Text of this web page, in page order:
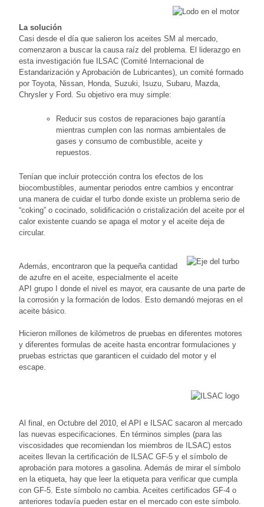
La solución
Casi desde el día que salieron los aceites SM al mercado,
comenzaron a buscar la causa raíz del problema. El liderazgo en
esta investigación fue ILSAC (Comité Internacional de
Estandarización y Aprobación de Lubricantes), un comité formado
por Toyota, Nissan, Honda, Suzuki, Isuzu, Subaru, Mazda,
Chrysler y Ford. Su objetivo era muy simple:
Reducir sus costos de reparaciones bajo garantía
mientras cumplen con las normas ambientales de
gases y consumo de combustible, aceite y
repuestos.
Tenían que incluir protección contra los efectos de los
biocombustibles, aumentar periodos entre cambios y encontrar
una manera de cuidar el turbo donde existe un problema serio de
“coking” o cocinado, solidificación o cristalización del aceite por el
calor existente cuando se apaga el motor y el aceite deja de
circular.
Además, encontraron que la pequeña cantidad
de azufre en el aceite, especialmente el aceite
API grupo I donde el nivel es mayor, era causante de una parte de
la corrosión y la formación de lodos. Esto demandó mejoras en el
aceite básico.
Hicieron millones de kilómetros de pruebas en diferentes motores
y diferentes formulas de aceite hasta encontrar formulaciones y
pruebas estrictas que garanticen el cuidado del motor y el
escape.
Al final, en Octubre del 2010, el API e ILSAC sacaron al mercado
las nuevas especificaciones. En términos simples (para las
viscosidades que recomiendan los miembros de ILSAC) estos
aceites llevan la certificación de ILSAC GF-5 y el símbolo de
aprobación para motores a gasolina. Además de mirar el símbolo
en la etiqueta, hay que leer la etiqueta para verificar que cumpla
con GF-5. Este símbolo no cambia. Aceites certificados GF-4 o
anteriores todavía pueden estar en el mercado con este símbolo.